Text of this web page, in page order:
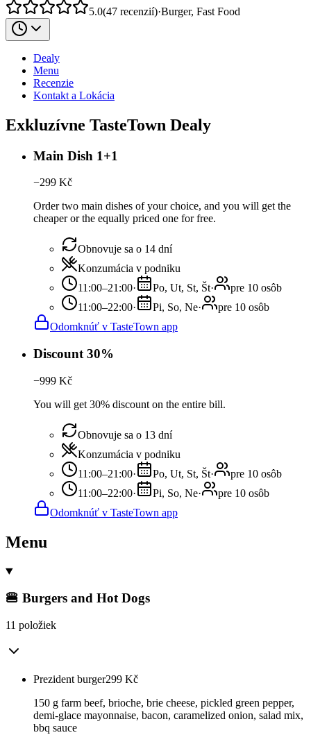
5.0(47 recenzií)·Burger, Fast Food
Dealy
Menu
Recenzie
Kontakt a Lokácia
Exkluzívne TasteTown Dealy
Main Dish 1+1
−299 Kč
Order two main dishes of your choice, and you will get the
cheaper or the equally priced one for free.
Obnovuje sa o 14 dní
Konzumácia v podniku
11:00–21:00· Po, Ut, St, Št·
pre 10 osôb
11:00–22:00· Pi, So, Ne·
pre 10 osôb
Odomknúť v TasteTown app
Discount 30%
−999 Kč
You will get 30% discount on the entire bill.
Obnovuje sa o 13 dní
Konzumácia v podniku
11:00–21:00· Po, Ut, St, Št·
pre 10 osôb
11:00–22:00· Pi, So, Ne·
pre 10 osôb
Odomknúť v TasteTown app
Menu
🍔 Burgers and Hot Dogs
11 položiek
Prezident burger299 Kč
150 g farm beef, brioche, brie cheese, pickled green pepper,
demi-glace mayonnaise, bacon, caramelized onion, salad mix,
bbq sauce